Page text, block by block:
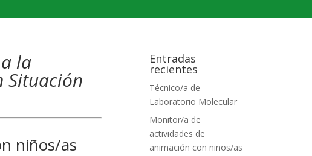
la
Situación
niños/as
Entradas
recientes
Técnico/a de
Laboratorio Molecular
Monitor/a de
actividades de
animación con niños/as